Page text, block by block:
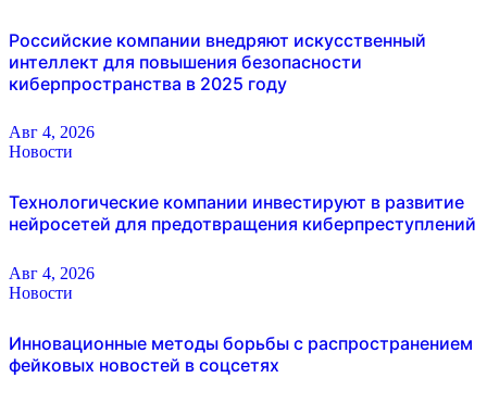
Российские компании внедряют искусственный
интеллект для повышения безопасности
киберпространства в 2025 году
Авг 4, 2026
Новости
Технологические компании инвестируют в развитие
нейросетей для предотвращения киберпреступлений
Авг 4, 2026
Новости
Инновационные методы борьбы с распространением
фейковых новостей в соцсетях